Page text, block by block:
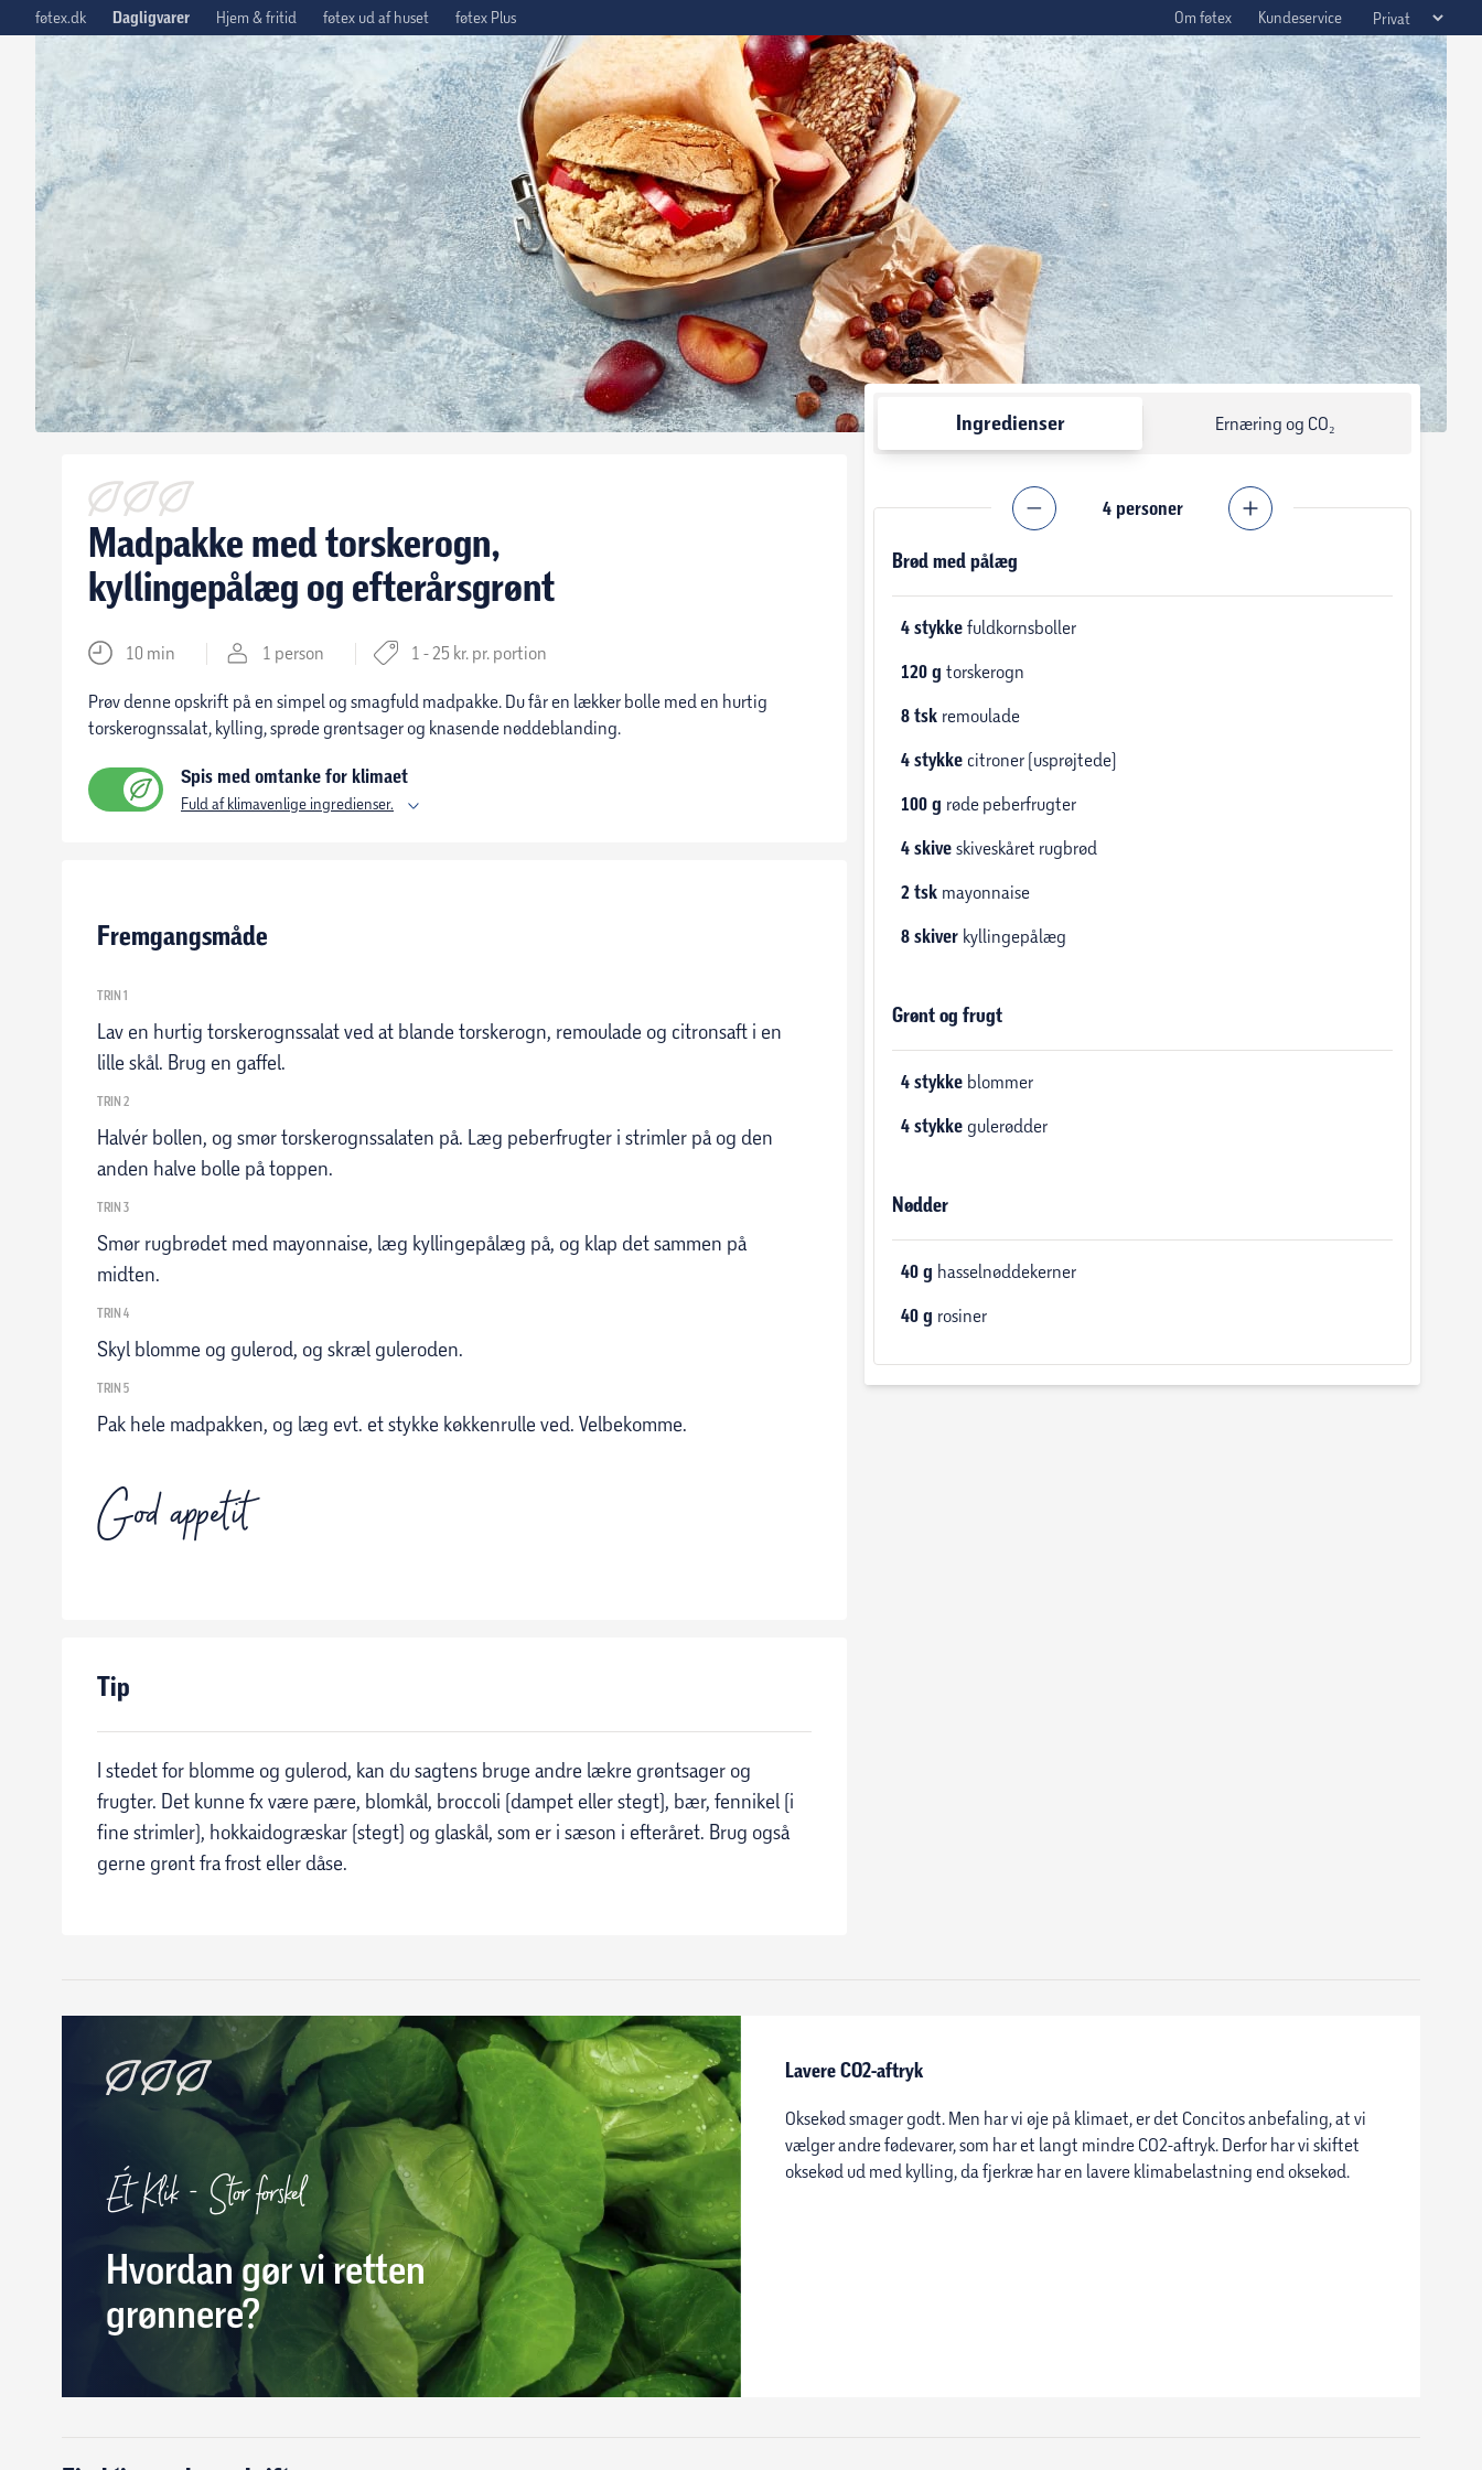
føtex.dk Dagligvarer Hjem & fritid føtex ud af huset føtex Plus Om føtex Kundeservice
Tilbage til opskrifter
Madpakke med torskerogn,
kyllingepålæg og efterårsgrønt
10 min 1 person 1 - 25 kr. pr. portion
Prøv denne opskrift på en simpel og smagfuld madpakke. Du får en lækker bolle med en hurtig
torskerognssalat, kylling, sprøde grøntsager og knasende nøddeblanding.
Spis med omtanke for klimaet
Fuld af klimavenlige ingredienser.
Fremgangsmåde
TRIN 1
Lav en hurtig torskerognssalat ved at blande torskerogn, remoulade og citronsaft i en
lille skål. Brug en gaffel.
TRIN 2
Halvér bollen, og smør torskerognssalaten på. Læg peberfrugter i strimler på og den
anden halve bolle på toppen.
TRIN 3
Smør rugbrødet med mayonnaise, læg kyllingepålæg på, og klap det sammen på
midten.
TRIN 4
Skyl blomme og gulerod, og skræl guleroden.
TRIN 5
Pak hele madpakken, og læg evt. et stykke køkkenrulle ved. Velbekomme.
God appetit
Tip
I stedet for blomme og gulerod, kan du sagtens bruge andre lækre grøntsager og
frugter. Det kunne fx være pære, blomkål, broccoli (dampet eller stegt), bær, fennikel (i
fine strimler), hokkaidogræskar (stegt) og glaskål, som er i sæson i efteråret. Brug også
gerne grønt fra frost eller dåse.
Ingredienser Ernæring og CO₂
4 personer
Brød med pålæg
4 stykke fuldkornsboller
120 g torskerogn
8 tsk remoulade
4 stykke citroner (usprøjtede)
100 g røde peberfrugter
4 skive skiveskåret rugbrød
2 tsk mayonnaise
8 skiver kyllingepålæg
Grønt og frugt
4 stykke blommer
4 stykke gulerødder
Nødder
40 g hasselnøddekerner
40 g rosiner
Ét Klik - Stor forskel
Hvordan gør vi retten
grønnere?
Lavere CO2-aftryk
Oksekød smager godt. Men har vi øje på klimaet, er det Concitos anbefaling, at vi
vælger andre fødevarer, som har et langt mindre CO2-aftryk. Derfor har vi skiftet
oksekød ud med kylling, da fjerkræ har en lavere klimabelastning end oksekød.